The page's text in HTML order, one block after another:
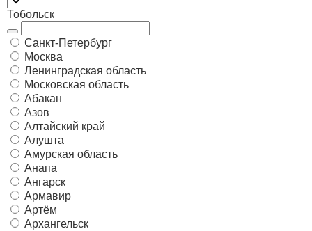
Тобольск
Санкт-Петербург
Москва
Ленинградская область
Московская область
Абакан
Азов
Алтайский край
Алушта
Амурская область
Анапа
Ангарск
Армавир
Артём
Архангельск